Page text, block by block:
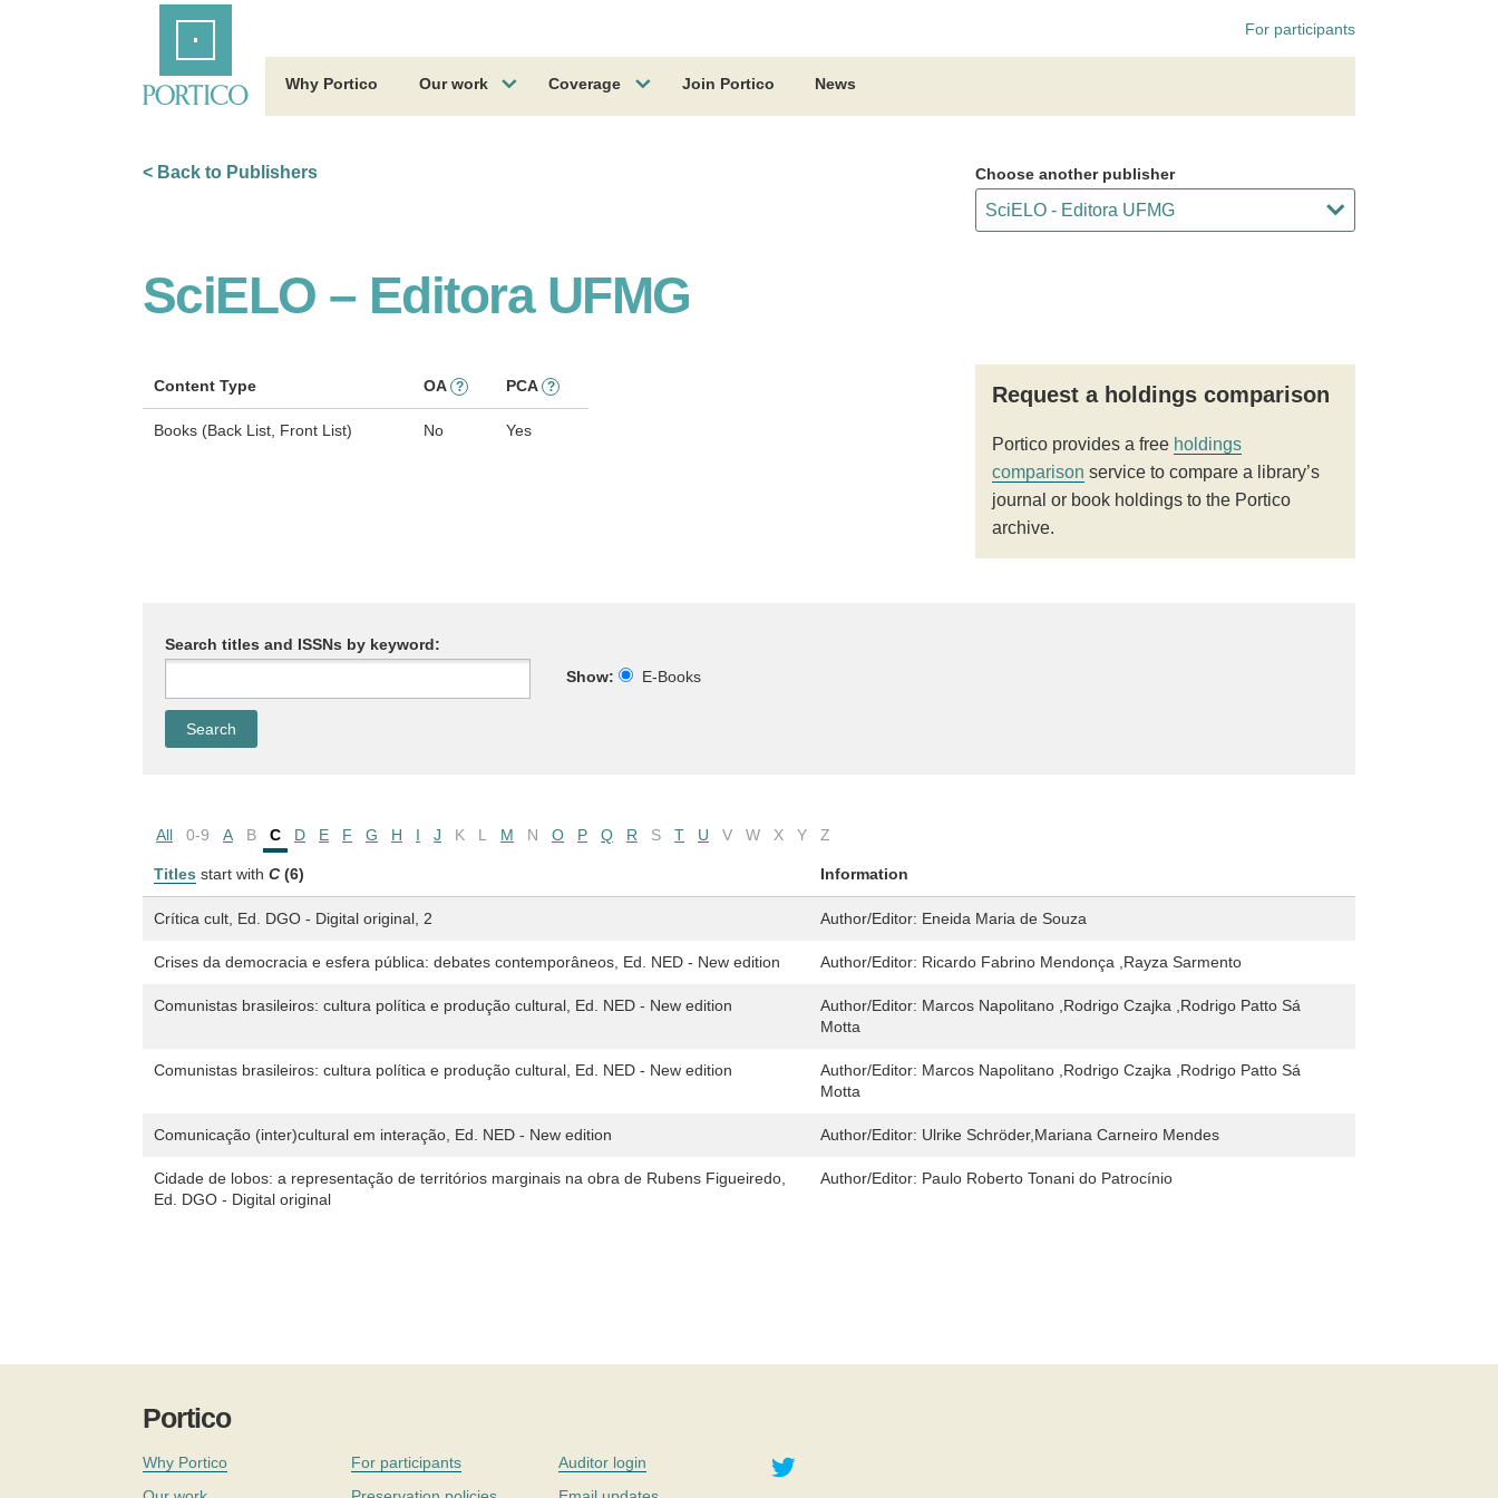
For participants
Why Portico Our work Coverage Join Portico News
< Back to Publishers Choose another publisher
SciELO – Editora UFMG
Content Type OA ? PCA ?
Books (Back List, Front List) No Yes
Request a holdings comparison
Portico provides a free holdings
comparison service to compare a library’s
journal or book holdings to the Portico
archive.
Search titles and ISSNs by keyword:
Show:
E-Books
All 0-9 A B C D E F G H I J K L M N O P Q R S T U V W X Y Z
Titles start with C (6) Information
Crítica cult, Ed. DGO - Digital original, 2 Author/Editor: Eneida Maria de Souza
Crises da democracia e esfera pública: debates contemporâneos, Ed. NED - New edition Author/Editor: Ricardo Fabrino Mendonça ,Rayza Sarmento
Comunistas brasileiros: cultura política e produção cultural, Ed. NED - New edition Author/Editor: Marcos Napolitano ,Rodrigo Czajka ,Rodrigo Patto Sá
Motta
Comunistas brasileiros: cultura política e produção cultural, Ed. NED - New edition Author/Editor: Marcos Napolitano ,Rodrigo Czajka ,Rodrigo Patto Sá
Motta
Comunicação (inter)cultural em interação, Ed. NED - New edition Author/Editor: Ulrike Schröder,Mariana Carneiro Mendes
Cidade de lobos: a representação de territórios marginais na obra de Rubens Figueiredo,
Ed. DGO - Digital original
Author/Editor: Paulo Roberto Tonani do Patrocínio
Portico
Why Portico
For participants
Auditor login
Twitter